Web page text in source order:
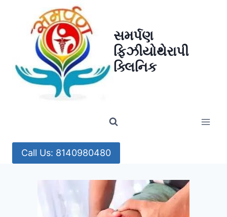
સમર્પણ
ફિઝીયોથેરાપી
ક્લિનિક
Call Us: 8140980480